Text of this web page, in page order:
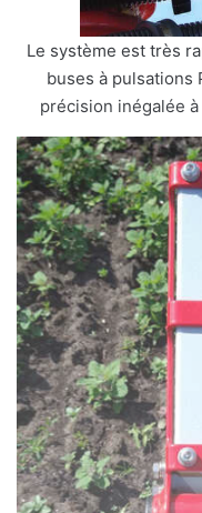
Le système est très
buses à pulsations
précision inégalée